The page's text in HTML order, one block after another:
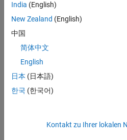
offenen
Stellen
können,
die
Ihren
entsprechen,
werden
unseres
India (English)
New Zealand (English)
中国
简体中文
English
日本 (日本語)
한국 (한국어)
Kontakt zu Ihrer lokalen